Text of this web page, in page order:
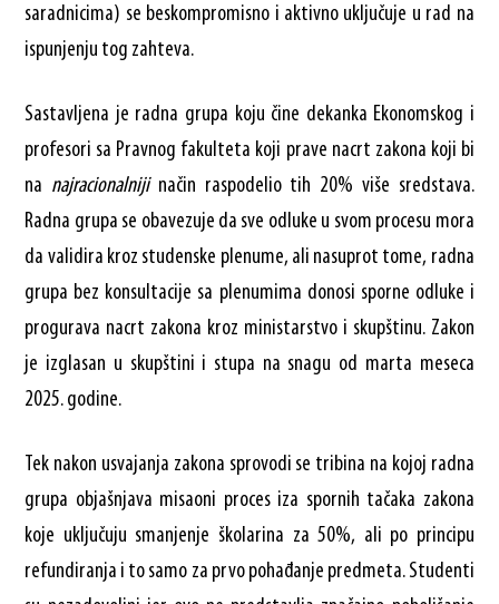
saradnicima) se beskompromisno i aktivno uključuje u rad na
ispunjenju tog zahteva.
Sastavljena je radna grupa koju čine dekanka Ekonomskog i
profesori sa Pravnog fakulteta koji prave nacrt zakona koji bi
na najracionalnijinačin raspodelio tih 20% više sredstava.
Radna grupa se obavezuje da sve odluke u svom procesu mora
da validira kroz studenske plenume, ali nasuprot tome, radna
grupa bez konsultacije sa plenumima donosi sporne odluke i
progurava nacrt zakona kroz ministarstvo i skupštinu. Zakon
je izglasan u skupštini i stupa na snagu od marta meseca
2025. godine.
Tek nakon usvajanja zakona sprovodi se tribina na kojoj radna
grupa objašnjava misaoni proces iza spornih tačaka zakona
koje uključuju smanjenje školarina za 50%, ali po principu
refundiranja i to samo za prvo pohađanje predmeta. Studenti